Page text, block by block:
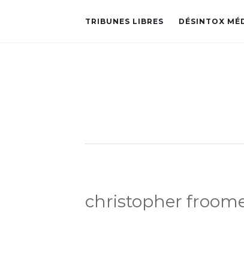
TRIBUNES LIBRES DÉSINTOX
christopher